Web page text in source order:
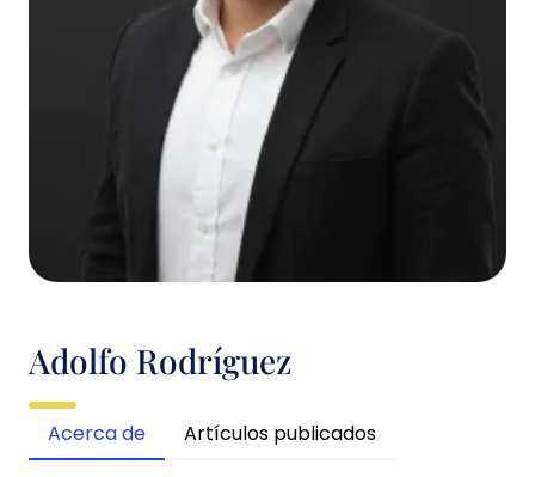
Adolfo Rodríguez
Acerca de Artículos publicados